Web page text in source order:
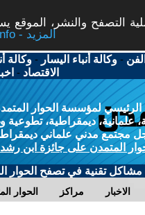
التصفح والنشر، الموقع
More info - المزيد
-وكالة أنباء اليسار -وكالة
الاقتصاد -
الرئيسي لمؤسسة الحوار
علمانية، ديمقراطية، تطوعية
مجتمع مدني علماني
المتمدن على جائزة ابن رشد
مشاكل تقنية في تصفح الحوار
الحوار مراكز الاخبار